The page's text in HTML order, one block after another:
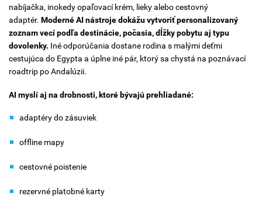
nabíjačka, inokedy opaľovací krém, lieky alebo cestovný
adaptér. Moderné AI nástroje dokážu vytvoriť personalizovaný
zoznam vecí podľa destinácie, počasia, dĺžky pobytu aj typu
dovolenky. Iné odporúčania dostane rodina s malými deťmi
cestujúca do Egypta a úplne iné pár, ktorý sa chystá na poznávací
roadtrip po Andalúzii.
AI myslí aj na drobnosti, ktoré bývajú prehliadané:
adaptéry do zásuviek
offline mapy
cestovné poistenie
rezervné platobné karty